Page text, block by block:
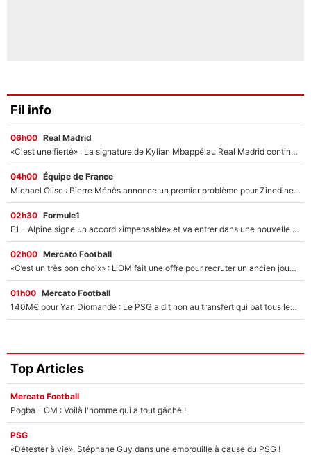
Fil info
06h00 Real Madrid
«C'est une fierté» : La signature de Kylian Mbappé au Real Madrid continue de régaler l'Espagne
04h00 Équipe de France
Michael Olise : Pierre Ménès annonce un premier problème pour Zinedine Zidane en équipe de France
02h30 Formule1
F1 - Alpine signe un accord «impensable» et va entrer dans une nouvelle dimension : Grande nouvelle pour Pierre Gasly !
02h00 Mercato Football
«C’est un très bon choix» : L'OM fait une offre pour recruter un ancien joueur du PSG... et c'est validé dans l'After Foot !
01h00 Mercato Football
140M€ pour Yan Diomandé : Le PSG a dit non au transfert qui bat tous les records sur le mercato
Top Articles
Mercato Football
Pogba - OM : Voilà l'homme qui a tout gâché !
PSG
«Détester à vie», Stéphane Guy dans une embrouille à cause du PSG !